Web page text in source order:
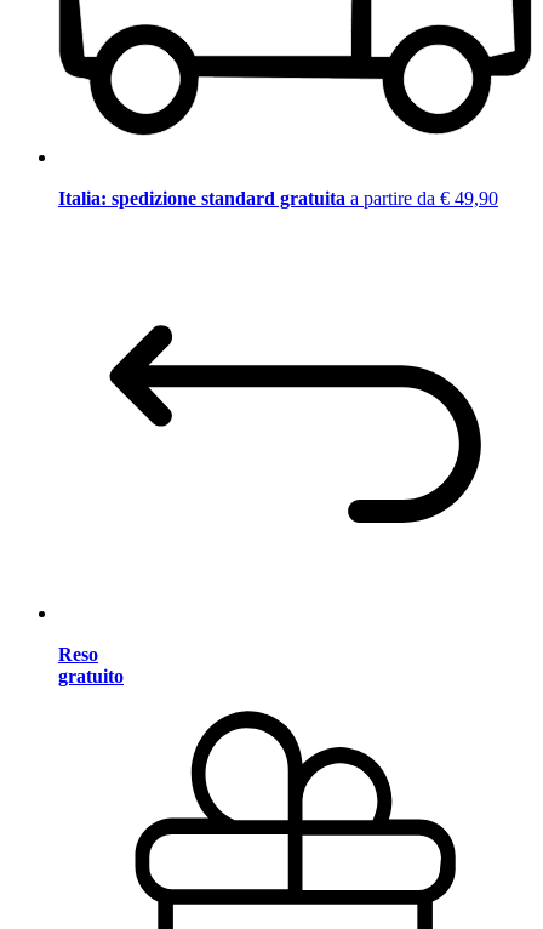
Italia: spedizione standard gratuita a partire da € 49,90
Reso
gratuito